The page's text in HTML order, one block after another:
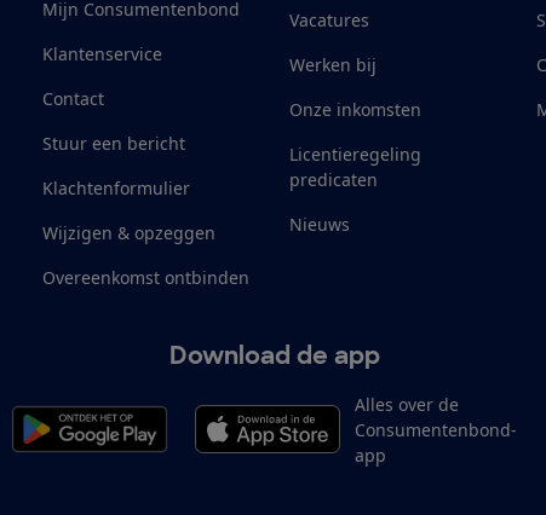
Mijn Consumentenbond
Klantenservice
Contact
Stuur een bericht
Klachtenformulier
Wijzigen & opzeggen
Overeenkomst ontbinden
Vacatures
Werken bij
Onze inkomsten
Licentieregeling
predicaten
Nieuws
Download de app
Alles over de
Consumentenbond-
app